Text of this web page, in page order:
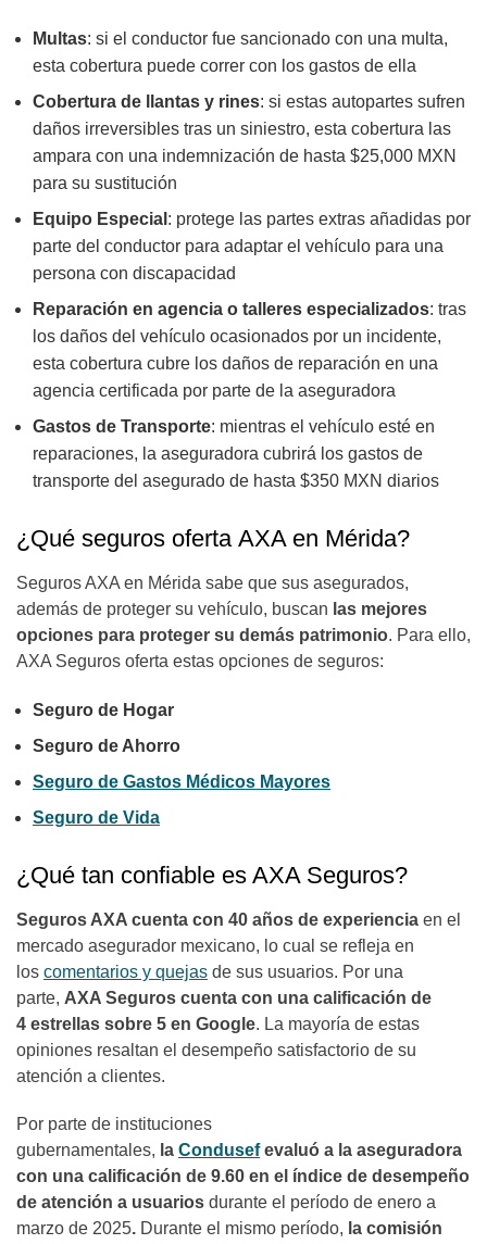
Multas: si el conductor fue sancionado con una multa,
esta cobertura puede correr con los gastos de ella
Cobertura de llantas y rines: si estas autopartes sufren
daños irreversibles tras un siniestro, esta cobertura las
ampara con una indemnización de hasta $25,000 MXN
para su sustitución
Equipo Especial : protege las partes extras añadidas por
parte del conductor para adaptar el vehículo para una
persona con discapacidad
Reparación en agencia o talleres especializados: tras
los daños del vehículo ocasionados por un incidente,
esta cobertura cubre los daños de reparación en una
agencia certificada por parte de la aseguradora
Gastos de Transporte: mientras el vehículo esté en
reparaciones, la aseguradora cubrirá los gastos de
transporte del asegurado de hasta $350 MXN diarios
¿Qué seguros oferta AXA en Mérida?
Seguros AXA en Mérida sabe que sus asegurados,
además de proteger su vehículo, buscan las mejores
opciones para proteger su demás patrimonio. Para ello,
AXA Seguros oferta estas opciones de seguros:
Seguro de Hogar
Seguro de Ahorro
Seguro de Gastos Médicos Mayores
Seguro de Vida
¿Qué tan confiable es AXA Seguros?
Seguros AXA cuenta con 40 años de experiencia en el
mercado asegurador mexicano, lo cual se refleja en
los comentarios y quejas de sus usuarios. Por una
parte, AXA Seguros cuenta con una calificación de
4 estrellas sobre 5 en Google. La mayoría de estas
opiniones resaltan el desempeño satisfactorio de su
atención a clientes.
Por parte de instituciones
gubernamentales, la Condusefevaluó a la aseguradora
con una calificación de 9.60 en el índice de desempeño
de atención a usuarios durante el período de enero a
marzo de 2025. Durante el mismo período, la comisión